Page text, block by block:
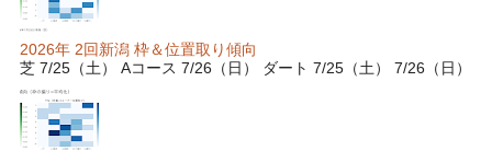
2026年 2回新潟 枠＆位置取り傾向
芝 7/25（土） Aコース 7/26（日） ダート 7/25（土） 7/26（日）